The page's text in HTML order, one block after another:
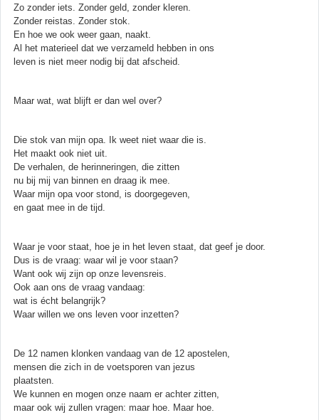
Zo zonder iets. Zonder geld, zonder kleren.
Zonder reistas. Zonder stok.
En hoe we ook weer gaan, naakt.
Al het materieel dat we verzameld hebben in ons
leven is niet meer nodig bij dat afscheid.
Maar wat, wat blijft er dan wel over?
Die stok van mijn opa. Ik weet niet waar die is.
Het maakt ook niet uit.
De verhalen, de herinneringen, die zitten
nu bij mij van binnen en draag ik mee.
Waar mijn opa voor stond, is doorgegeven,
en gaat mee in de tijd.
Waar je voor staat, hoe je in het leven staat, dat geef je door.
Dus is de vraag: waar wil je voor staan?
Want ook wij zijn op onze levensreis.
Ook aan ons de vraag vandaag:
wat is écht belangrijk?
Waar willen we ons leven voor inzetten?
De 12 namen klonken vandaag van de 12 apostelen,
mensen die zich in de voetsporen van jezus
plaatsten.
We kunnen en mogen onze naam er achter zitten,
maar ook wij zullen vragen: maar hoe. Maar hoe.